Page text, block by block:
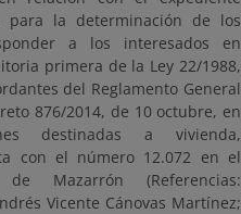
para la determinación de los
a los interesados en
primera de la Ley 22/1988,
del Reglamento General
876/2014, de 10 octubre, en
destinadas a vivienda,
con el número 12.072 en el
Mazarrón (Referencias:
Vicente Cánovas Martínez;